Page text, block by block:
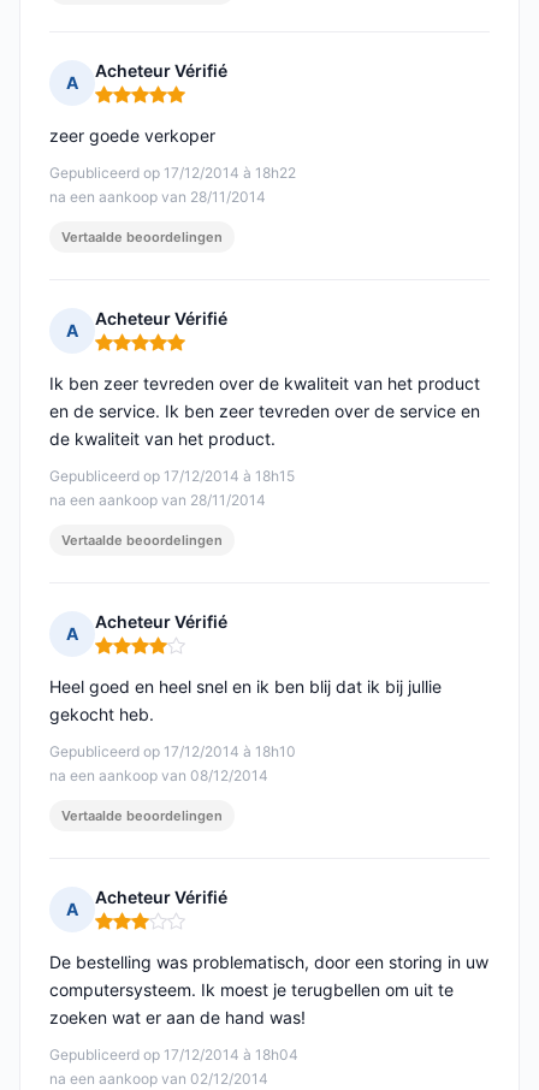
A
Acheteur Vérifié
Opmerking: 5 van 5
Gepubliceerd op 17/12/2014 à 18h22
na een aankoop van 28/11/2014
zeer goede verkoper
Vertaalde beoordelingen
A
Acheteur Vérifié
Opmerking: 5 van 5
Gepubliceerd op 17/12/2014 à 18h15
na een aankoop van 28/11/2014
Ik ben zeer tevreden over de kwaliteit van het product
en de service. Ik ben zeer tevreden over de service en
de kwaliteit van het product.
Vertaalde beoordelingen
A
Acheteur Vérifié
Opmerking: 4 van 5
Gepubliceerd op 17/12/2014 à 18h10
na een aankoop van 08/12/2014
Heel goed en heel snel en ik ben blij dat ik bij jullie
gekocht heb.
Vertaalde beoordelingen
A
Acheteur Vérifié
Opmerking: 3 van 5
Gepubliceerd op 17/12/2014 à 18h04
na een aankoop van 02/12/2014
De bestelling was problematisch, door een storing in uw
computersysteem. Ik moest je terugbellen om uit te
zoeken wat er aan de hand was!